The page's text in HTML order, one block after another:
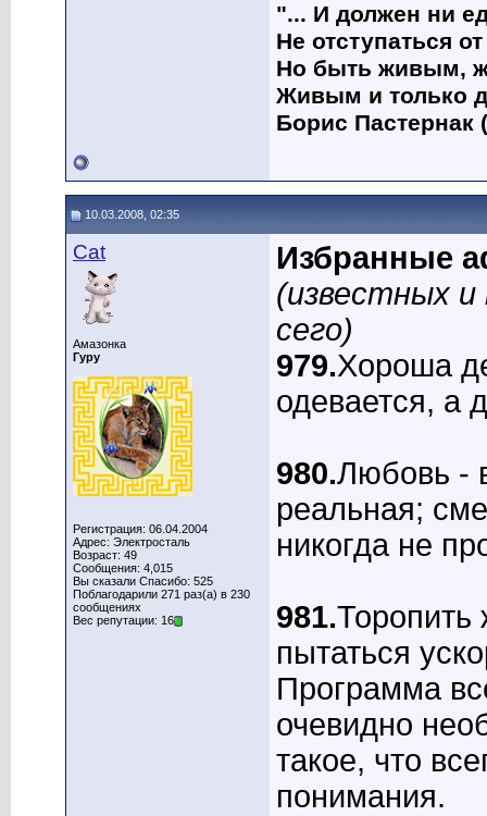
"... И должен ни
Не отступаться
Но быть живым,
Живым и только
Борис Пастернак
10.03.2008, 02:35
Cat
Амазонка
Гуру
Регистрация: 06.04.2004
Адрес: Электросталь
Возраст: 49
Сообщения: 4,015
Вы сказали Спасибо: 525
Поблагодарили 271 раз(а) в 230
сообщениях
Вес репутации: 16
Избранные
(известных
сего)
979.Хороша
одевается, а
980.Любовь -
реальная;
никогда не
981.
пытаться
Пpогpамма
очевидно
такое, что
понимания.